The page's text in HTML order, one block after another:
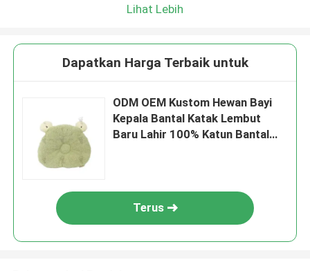
Lihat Lebih
Dapatkan Harga Terbaik untuk
ODM OEM Kustom Hewan Bayi
Kepala Bantal Katak Lembut
Baru Lahir 100% Katun Bantal
Terus